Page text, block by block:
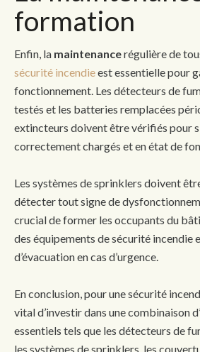
formation
Enfin, la maintenancerégulière de
sécurité incendieest essentielle pour
fonctionnement. Les détecteurs de
testés et les batteries remplacées
extincteurs doivent être vérifiés pour
correctement chargés et en état de
Les systèmes de sprinklers doivent
détecter tout signe de
crucial de former les occupants du
des équipements de sécurité incendie
d’évacuation en cas d’urgence.
En conclusion, pour une sécurité
vital d’investir dans une combinaison
essentiels tels que les détecteurs de
les systèmes de sprinklers, les